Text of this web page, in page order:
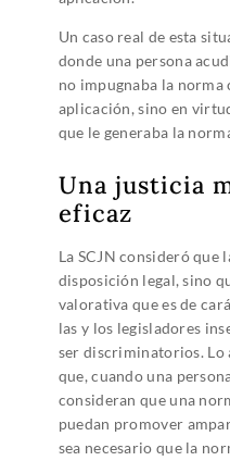
Un caso real de esta
donde una persona
no impugnaba la
aplicación, sino en
que le generaba la
Una justicia
eficaz
La SCJN consideró que
disposición legal, sino
valorativa que es de
las y los legisladores
ser discriminatorios. Lo
que, cuando una
consideran que una
puedan promover
sea necesario que la